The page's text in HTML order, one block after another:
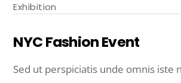
Exhibition
NYC Fashion Event
Sed ut perspiciatis unde omnis iste